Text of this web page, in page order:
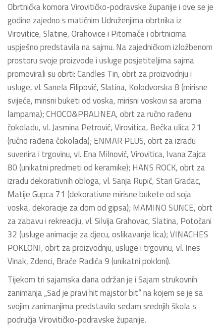
Obrtnička komora Virovitičko-podravske županije i ove se je
godine zajedno s matičnim Udruženjima obrtnika iz
Virovitice, Slatine, Orahovice i Pitomače i obrtnicima
uspješno predstavila na sajmu. Na zajedničkom izložbenom
prostoru svoje proizvode i usluge posjetiteljima sajma
promovirali su obrti: Candles Tin, obrt za proizvodnju i
usluge, vl. Sanela Filipović, Slatina, Kolodvorska 8 (mirisne
svijeće, mirisni buketi od voska, mirisni voskovi sa aroma
lampama); CHOCO&PRALINEA, obrt za ručno rađenu
čokoladu, vl. Jasmina Petrović, Virovitica, Bečka ulica 21
(ručno rađena čokolada); ENMAR PLUS, obrt za izradu
suvenira i trgovinu, vl. Ena Milnović, Virovitica, Ivana Zajca
80 (unikatni predmeti od keramike); HANS ROCK, obrt za
izradu dekorativnih obloga, vl. Sanja Rupić, Stari Gradac,
Matije Gupca 71 (dekorativne mirisne bukete od soja
voska, dekoracije za dom od gipsa); MAMINO SUNCE, obrt
za zabavu i rekreaciju, vl. Silvija Grahovac, Slatina, Potočani
32 (usluge animacije za djecu, oslikavanje lica); VINACHES
POKLONI, obrt za proizvodnju, usluge i trgovinu, vl. Ines
Vinak, Zdenci, Braće Radića 9 (unikatni pokloni).
Tijekom tri sajamska dana održan je i Sajam strukovnih
zanimanja „Sad je pravi hit majstor bit“ na kojem se je sa
svojim zanimanjima predstavilo sedam srednjih škola s
područja Virovitičko-podravske županije.